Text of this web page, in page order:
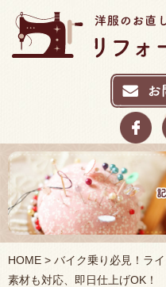
HOME > バイク乗り必見！ラ
素材も対応、即日仕上げOK！